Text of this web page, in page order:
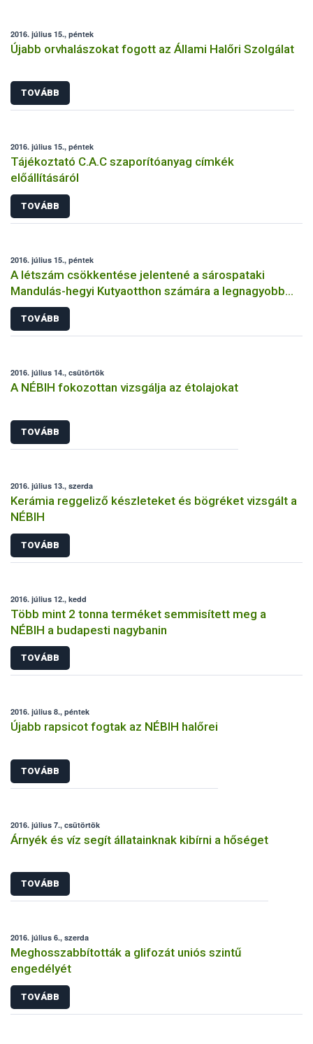
2016. július 15., péntek
Újabb orvhalászokat fogott az Állami Halőri Szolgálat
TOVÁBB
2016. július 15., péntek
Tájékoztató C.A.C szaporítóanyag címkék
előállításáról
TOVÁBB
2016. július 15., péntek
A létszám csökkentése jelentené a sárospataki
Mandulás-hegyi Kutyaotthon számára a legnagyobb
segítséget
TOVÁBB
2016. július 14., csütörtök
A NÉBIH fokozottan vizsgálja az étolajokat
TOVÁBB
2016. július 13., szerda
Kerámia reggeliző készleteket és bögréket vizsgált a
NÉBIH
TOVÁBB
2016. július 12., kedd
Több mint 2 tonna terméket semmisített meg a
NÉBIH a budapesti nagybanin
TOVÁBB
2016. július 8., péntek
Újabb rapsicot fogtak az NÉBIH halőrei
TOVÁBB
2016. július 7., csütörtök
Árnyék és víz segít állatainknak kibírni a hőséget
TOVÁBB
2016. július 6., szerda
Meghosszabbították a glifozát uniós szintű
engedélyét
TOVÁBB